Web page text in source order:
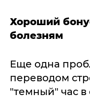
Хороший
болезням
Еще одна
переводом
"темный" час в